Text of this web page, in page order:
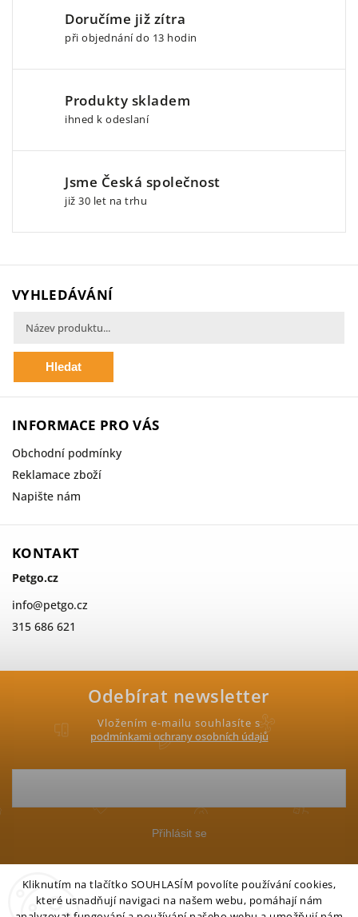
Kliknutím na tlačítko SOUHLASÍM povolíte používání cookies,
které usnadňují navigaci na našem webu, pomáhají nám
Doručíme již zítra
při objednání do 13 hodin
Produkty skladem
ihned k odeslaní
Jsme Česká společnost
již 30 let na trhu
Odebírat newsletter
Vložením e-mailu souhlasíte s
podmínkami ochrany osobních údajů
Přihlásit se
VYHLEDÁVÁNÍ
Hledat
INFORMACE PRO VÁS
Obchodní podmínky
Reklamace zboží
Napište nám
KONTAKT
Petgo.cz
info@petgo.cz
315 686 621